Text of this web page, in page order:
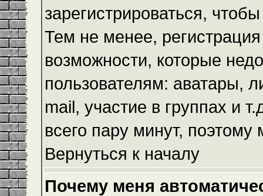
зарегистрироваться,
Тем не менее,
возможности, которые
пользователям: аватары,
mail, участие в группах и
всего пару минут,
Вернуться к началу
Почему меня